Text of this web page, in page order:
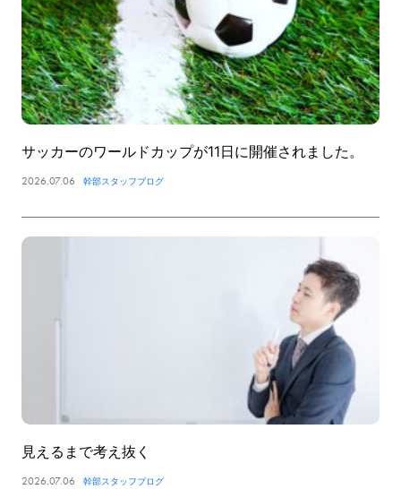
サッカーのワールドカップが11日に開催されました。
2026.07.06 幹部スタッフブログ
見えるまで考え抜く
2026.07.06 幹部スタッフブログ